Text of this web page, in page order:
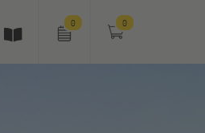
0 0